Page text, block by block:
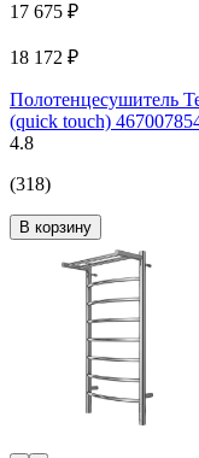
17 675 ₽
18 172 ₽
Полотенцесушитель
(quick touch)
4.8
(318)
В корзину